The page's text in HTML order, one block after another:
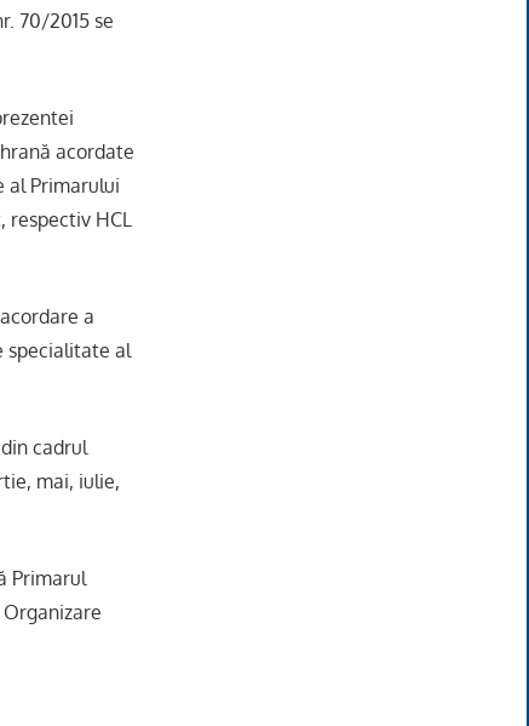
70/2015 se
acordate
al Primarului
HCL
a
specialitate al
cadrul
mai, iulie,
Primarul